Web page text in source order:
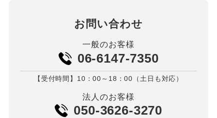
お問い合わせ
一般のお客様
06-6147-7350
【受付時間】10：00～18：00（土日も対応）
法人のお客様
050-3626-3270